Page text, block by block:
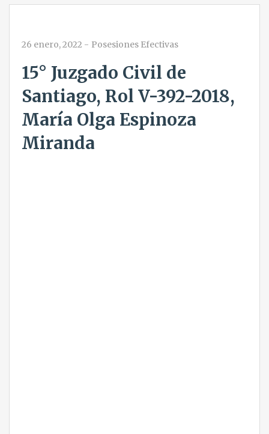
26 enero, 2022 - Posesiones Efectivas
15° Juzgado Civil de
Santiago, Rol V-392-2018,
María Olga Espinoza
Miranda